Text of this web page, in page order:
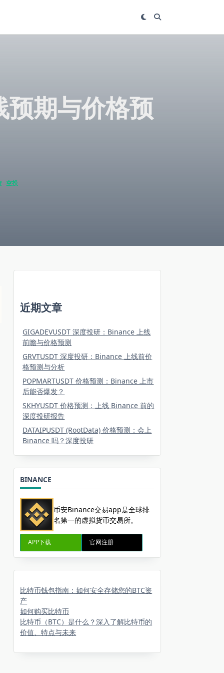
期与价格预
空投
近期文章
GIGADEVUSDT 深度投研：Binance 上线
前瞻与价格预测
GRVTUSDT 深度投研：Binance 上线前价
格预测与分析
POPMARTUSDT 价格预测：Binance 上市
后能否爆发？
SKHYUSDT 价格预测：上线 Binance 前的
深度投研报告
DATAIPUSDT (RootData) 价格预测：会上
Binance 吗？深度投研
BINANCE
币安Binance交易app是全球排
名第一的虚拟货币交易所。
APP下载 官网注册
比特币钱包指南：如何安全存储您的BTC资
产
如何购买比特币
比特币（BTC）是什么？深入了解比特币的
价值、特点与未来